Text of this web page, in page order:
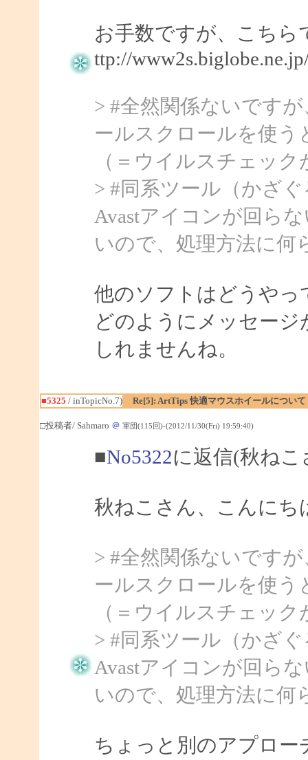
お手数ですが、こちら
ttp://
> #全然関係ないです
ールスクロールを使う
（＝ウイルスチェッ
> #同系ツール（かざ
Avastアイコンが回ら
いので、処理方法に何
他のソフトはどうや
どのようにメッセー
しれませんね。
■5325 / inTopicNo.7) Re[5]: ArtTips 快適マウスホイールについて
□投稿者/ Sahmaro ＠ 軍団(115回)-(2012/11/30(Fri) 19:59:40)
■No5322に返信(秋ね
秋ねこさん、こんにち
> #全然関係ないです
ールスクロールを使う
（＝ウイルスチェッ
> #同系ツール（かざ
Avastアイコンが回ら
いので、処理方法に何
ちょっと別のアプロー